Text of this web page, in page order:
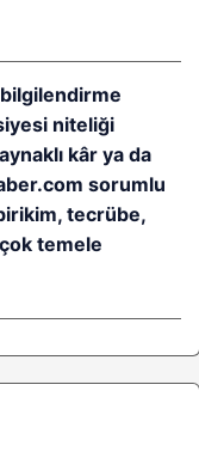
niteliği
kâr ya da
sorumlu
tecrübe,
temele